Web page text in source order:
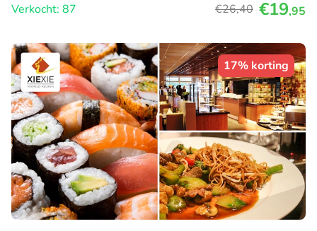
Verkocht: 87
€26,40 €19,95
17% korting